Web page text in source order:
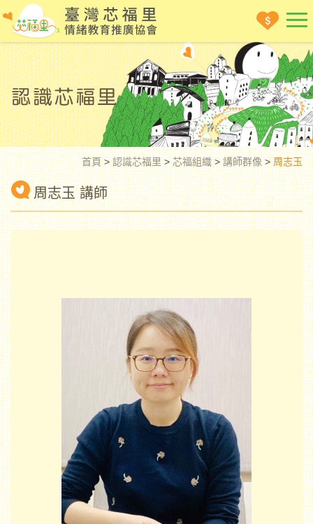
首頁>認識芯福里>芯福組織>講師群像>周志玉
周志玉 講師